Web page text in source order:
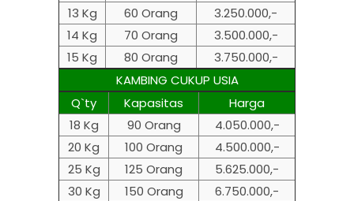
13 Kg
60 Orang
3.250.000,-
14 Kg
70 Orang
3.500.000,-
15 Kg
80 Orang
3.750.000,-
KAMBING CUKUP USIA
Q`ty
Kapasitas
Harga
18 Kg
90 Orang
4.050.000,-
20 Kg
100 Orang
4.500.000,-
25 Kg
125 Orang
5.625.000,-
30 Kg
150 Orang
6.750.000,-